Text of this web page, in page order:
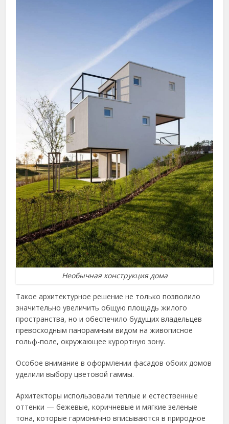
Необычная конструкция дома
Такое архитектурное решение не только позволило
значительно увеличить общую площадь жилого
пространства, но и обеспечило будущих владельцев
превосходным панорамным видом на живописное
гольф-поле, окружающее курортную зону.
Особое внимание в оформлении фасадов обоих домов
уделили выбору цветовой гаммы.
Архитекторы использовали теплые и естественные
оттенки — бежевые, коричневые и мягкие зеленые
тона, которые гармонично вписываются в природное